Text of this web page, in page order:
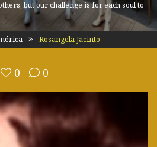
but our challenge is for each soul to
Rosangela Jacinto
0 0